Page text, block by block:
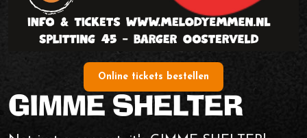
Online tickets bestellen
GIMME SHELTER